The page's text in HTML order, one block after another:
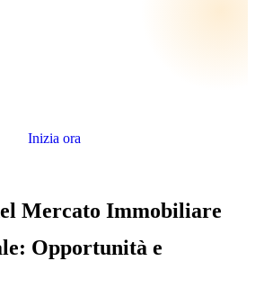
Mercato Immobiliare
Opportunità e
Inizia ora